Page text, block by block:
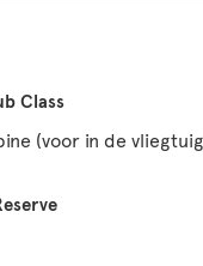
(voor in de